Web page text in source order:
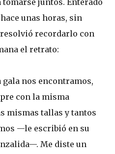
unas horas, sin
resolvió recordarlo con
el retrato:
gala nos encontramos,
con la misma
mismas tallas y tantos
—le escribió en su
Me diste un